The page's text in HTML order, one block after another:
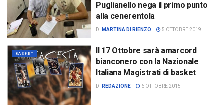
Puglianello nega il primo punto
alla cenerentola
DI MARTINA DI RIENZO 5 OTTOBRE 2019
BASKET
Il 17 Ottobre sarà amarcord
bianconero con la Nazionale
Italiana Magistrati di basket
DI REDAZIONE 6 OTTOBRE 2015